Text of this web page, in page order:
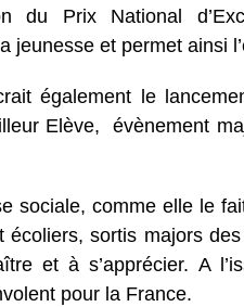
du Prix National
jeunesse et permet ainsi
également le
Elève, évènement
sociale, comme elle le
sortis majors
et à s’apprécier. A
pour la France.